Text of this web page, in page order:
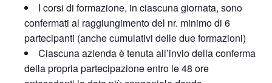
I corsi di formazione, in ciascuna giornata, sono
confermati al raggiungimento del nr. minimo di 6
partecipanti (anche cumulativi delle due formazioni)
Ciascuna azienda è tenuta all’invio della conferma
della propria partecipazione entro le 48 ore